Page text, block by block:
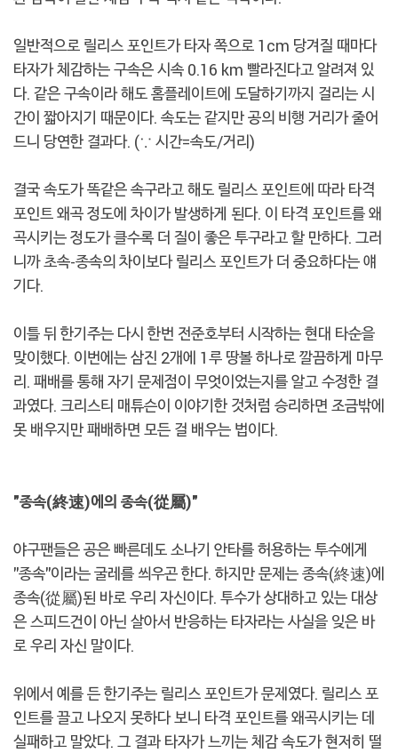
일반적으로 릴리스 포인트가 타자 쪽으로 1cm 당겨질 때마다
타자가 체감하는 구속은 시속 0.16 km 빨라진다고 알려져 있
다. 같은 구속이라 해도 홈플레이트에 도달하기까지 걸리는 시
간이 짧아지기 때문이다. 속도는 같지만 공의 비행 거리가 줄어
드니 당연한 결과다. (∵ 시간=속도/거리)
결국 속도가 똑같은 속구라고 해도 릴리스 포인트에 따라 타격
포인트 왜곡 정도에 차이가 발생하게 된다. 이 타격 포인트를 왜
곡시키는 정도가 클수록 더 질이 좋은 투구라고 할 만하다. 그러
니까 초속-종속의 차이보다 릴리스 포인트가 더 중요하다는 얘
기다.
이틀 뒤 한기주는 다시 한번 전준호부터 시작하는 현대 타순을
맞이했다. 이번에는 삼진 2개에 1루 땅볼 하나로 깔끔하게 마무
리. 패배를 통해 자기 문제점이 무엇이었는지를 알고 수정한 결
과였다. 크리스티 매튜슨이 이야기한 것처럼 승리하면 조금밖에
못 배우지만 패배하면 모든 걸 배우는 법이다.
"종속(終速)에의 종속(從屬)"
야구팬들은 공은 빠른데도 소나기 안타를 허용하는 투수에게
"종속"이라는 굴레를 씌우곤 한다. 하지만 문제는 종속(終速)에
종속(從屬)된 바로 우리 자신이다. 투수가 상대하고 있는 대상
은 스피드건이 아닌 살아서 반응하는 타자라는 사실을 잊은 바
로 우리 자신 말이다.
위에서 예를 든 한기주는 릴리스 포인트가 문제였다. 릴리스 포
인트를 끌고 나오지 못하다 보니 타격 포인트를 왜곡시키는 데
실패하고 말았다. 그 결과 타자가 느끼는 체감 속도가 현저히 떨